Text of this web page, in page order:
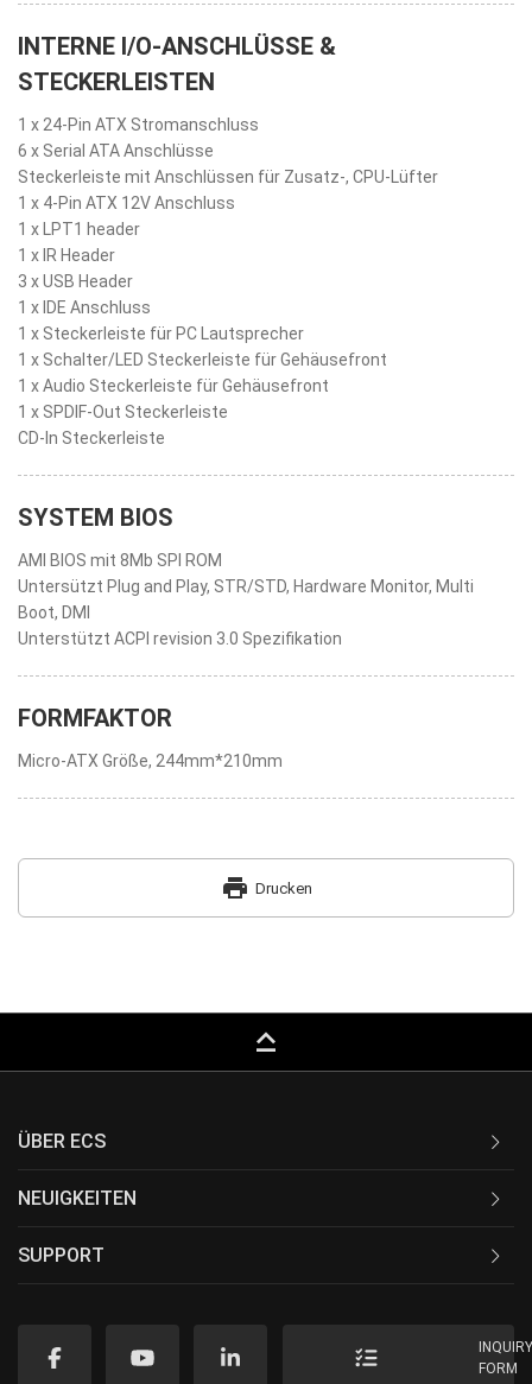
INTERNE I/O-ANSCHLÜSSE &
STECKERLEISTEN
1 x 24-Pin ATX Stromanschluss
6 x Serial ATA Anschlüsse
Steckerleiste mit Anschlüssen für Zusatz-, CPU-Lüfter
1 x 4-Pin ATX 12V Anschluss
1 x LPT1 header
1 x IR Header
3 x USB Header
1 x IDE Anschluss
1 x Steckerleiste für PC Lautsprecher
1 x Schalter/LED Steckerleiste für Gehäusefront
1 x Audio Steckerleiste für Gehäusefront
1 x SPDIF-Out Steckerleiste
CD-In Steckerleiste
SYSTEM BIOS
AMI BIOS mit 8Mb SPI ROM
Untersützt Plug and Play, STR/STD, Hardware Monitor, Multi
Boot, DMI
Unterstützt ACPI revision 3.0 Spezifikation
FORMFAKTOR
Micro-ATX Größe, 244mm*210mm
print Drucken
keyboard_capslock
ÜBER ECS
NEUIGKEITEN
SUPPORT
FORM